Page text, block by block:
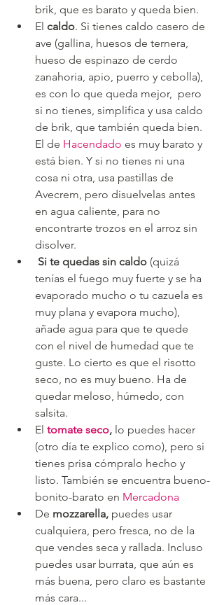
brik, que es barato y queda bien.
El caldo. Si tienes caldo casero de
ave (gallina, huesos de ternera,
hueso de espinazo de cerdo
zanahoria, apio, puerro y cebolla),
es con lo que queda mejor,  pero
si no tienes, simplifica y usa caldo
de brik, que también queda bien.
El de Hacendado es muy barato y
está bien. Y si no tienes ni una
cosa ni otra, usa pastillas de
Avecrem, pero disuelvelas antes
en agua caliente, para no
encontrarte trozos en el arroz sin
disolver.
Si te quedas sin caldo (quizá
tenías el fuego muy fuerte y se ha
evaporado mucho o tu cazuela es
muy plana y evapora mucho),
añade agua para que te quede
con el nivel de humedad que te
guste. Lo cierto es que el risotto
seco, no es muy bueno. Ha de
quedar meloso, húmedo, con
salsita.
El tomate seco, lo puedes hacer
(otro día te explico como), pero si
tienes prisa cómpralo hecho y
listo. También se encuentra bueno-
bonito-barato en Mercadona
De mozzarella, puedes usar
cualquiera, pero fresca, no de la
que vendes seca y rallada. Incluso
puedes usar burrata, que aún es
más buena, pero claro es bastante
más cara...